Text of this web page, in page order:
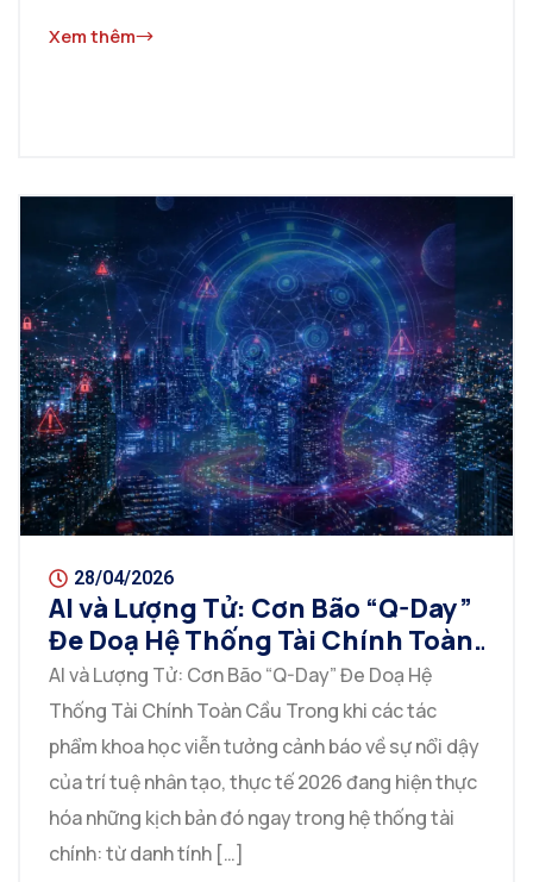
Xem thêm
28/04/2026
AI và Lượng Tử: Cơn Bão “Q-Day”
Đe Doạ Hệ Thống Tài Chính Toàn
Cầu
AI và Lượng Tử: Cơn Bão “Q-Day” Đe Doạ Hệ
Thống Tài Chính Toàn Cầu Trong khi các tác
phẩm khoa học viễn tưởng cảnh báo về sự nổi dậy
của trí tuệ nhân tạo, thực tế 2026 đang hiện thực
hóa những kịch bản đó ngay trong hệ thống tài
chính: từ danh tính […]